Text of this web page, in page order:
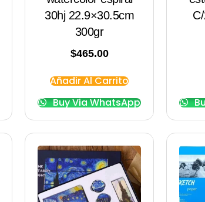
30hj 22.9×30.5cm
300gr
$465.00
Añadir Al Carrito
Buy Via WhatsApp